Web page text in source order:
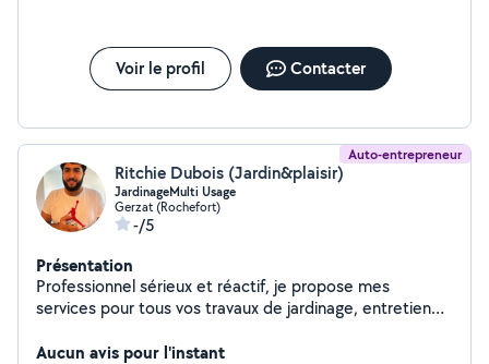
Voir le profil Contacter
Auto-entrepreneur
Ritchie Dubois (Jardin&plaisir)
JardinageMulti Usage
Gerzat (Rochefort)
-/5
Présentation
Professionnel sérieux et réactif, je propose mes
services pour tous vos travaux de jardinage, entretien
Taille de haies et d'arbustes Débroussaillage et
Aucun avis pour l'instant